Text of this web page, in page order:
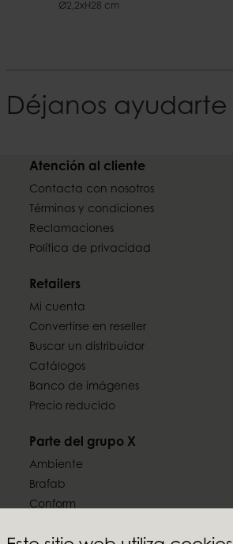
Ø2,2xH28 cm
Atención al cliente
Contacta con nosotros
Términos y condiciones
Reclamaciones
Política de privacidad
Retailers
Mi cuenta
Convertirse en reseller
Buscar un distribuidor
Catálogos
Banco de imágenes
Precio reducido
Parte del grupo X
Ambiente
Brafab
Conform